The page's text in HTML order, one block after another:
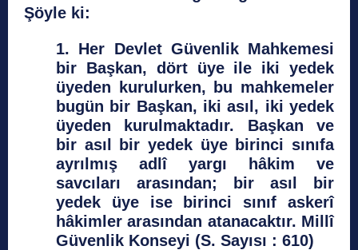
Şöyle ki:
1. Her Devlet Güvenlik Mahkemesi
bir Başkan, dört üye ile iki yedek
üyeden kurulurken, bu mahkemeler
bugün bir Başkan, iki asıl, iki yedek
üyeden kurulmaktadır. Başkan ve
bir asıl bir yedek üye birinci sınıfa
ayrılmış adlî yargı hâkim ve
savcıları arasından; bir asıl bir
yedek üye ise birinci sınıf askerî
hâkimler arasından atanacaktır. Millî
Güvenlik Konseyi (S. Sayısı : 610)